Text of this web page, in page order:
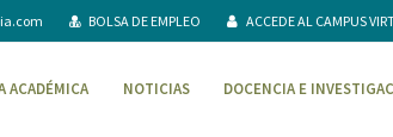
BOLSA DE EMPLEO ACCEDE AL CAMPUS
ACADÉMICA NOTICIAS DOCENCIA E